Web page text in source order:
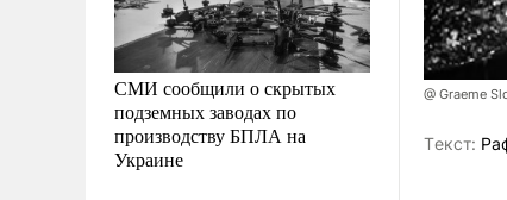
СМИ сообщили о скрытых
подземных заводах по
производству БПЛА на
Украине
@ Graeme
Tекст: